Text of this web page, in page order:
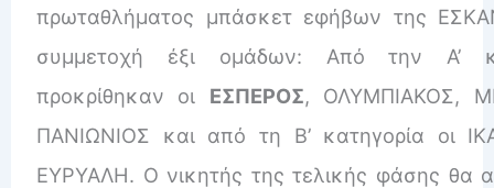
πρωταθλήματος μπάσκετ εφήβων της
συμμετοχή έξι ομάδων: Από την Α’
προκρίθηκαν οι ΕΣΠΕΡΟΣ, ΟΛΥΜΠΙΑΚΟΣ,
ΠΑΝΙΩΝΙΟΣ και από τη Β’ κατηγορία οι
ΕΥΡΥΑΛΗ. Ο νικητής της τελικής φάσης θα